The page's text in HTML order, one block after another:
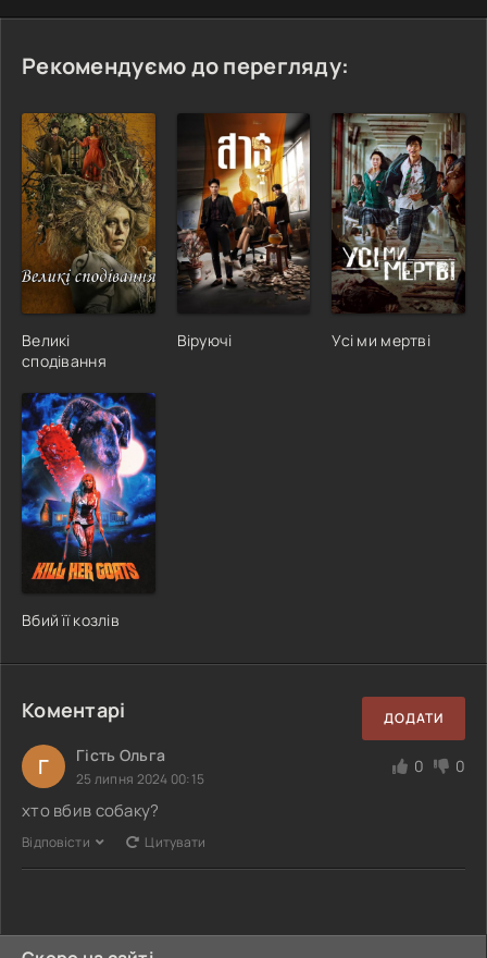
Рекомендуємо до перегляду:
Великі
сподівання
Віруючі Усі ми мертві
Вбий її козлів
Коментарі ДОДАТИ
Г Гість Ольга
25 липня 2024 00:15
0 0
хто вбив собаку?
Відповісти Цитувати